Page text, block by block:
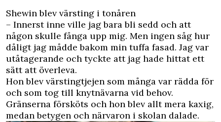
Shewin blev värsting i tonåren
– Innerst inne ville jag bara bli sedd och att
någon skulle fånga upp mig. Men ingen såg hur
dåligt jag mådde bakom min tuffa fasad. Jag var
utåtagerande och tyckte att jag hade hittat ett
sätt att överleva.
Hon blev värstingtjejen som många var rädda för
och som tog till knytnävarna vid behov.
Gränserna försköts och hon blev allt mera kaxig,
medan betygen och närvaron i skolan dalade.